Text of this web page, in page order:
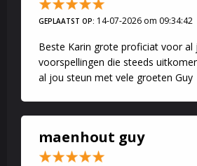
GEPLAATST OP: 14-07-2026 om 09:34:42
Beste Karin grote proficiat voor al
voorspellingen die steeds
al jou steun met vele groeten Guy
maenhout guy